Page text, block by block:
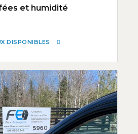
et humidité
DISPONIBLES